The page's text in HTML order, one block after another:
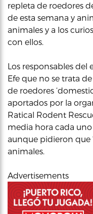
repleta de roedores
de esta semana y
animales y a los
con ellos.
Los responsables del
Efe que no se trata
de roedores
aportados por la
Ratical Rodent
media hora cada
aunque pidieron que
animales.
Advertisements